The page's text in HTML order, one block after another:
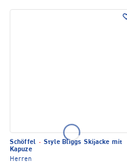
Schöffel · Style Bliggs Skijacke mit
Kapuze
Herren